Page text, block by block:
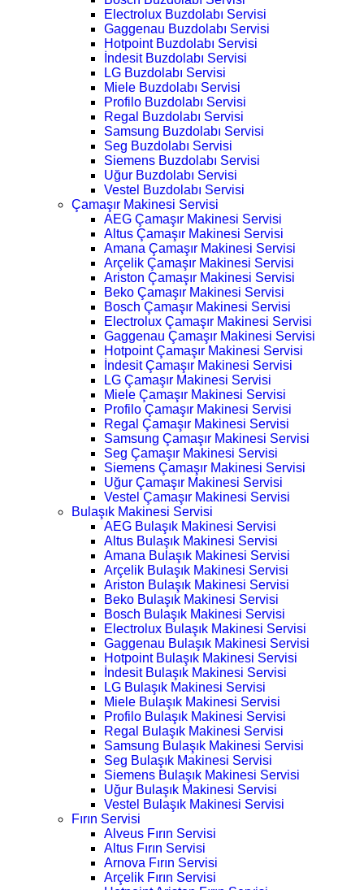
Electrolux Buzdolabı Servisi
Gaggenau Buzdolabı Servisi
Hotpoint Buzdolabı Servisi
İndesit Buzdolabı Servisi
LG Buzdolabı Servisi
Miele Buzdolabı Servisi
Profilo Buzdolabı Servisi
Regal Buzdolabı Servisi
Samsung Buzdolabı Servisi
Seg Buzdolabı Servisi
Siemens Buzdolabı Servisi
Uğur Buzdolabı Servisi
Vestel Buzdolabı Servisi
Çamaşır Makinesi Servisi
AEG Çamaşır Makinesi Servisi
Altus Çamaşır Makinesi Servisi
Amana Çamaşır Makinesi Servisi
Arçelik Çamaşır Makinesi Servisi
Ariston Çamaşır Makinesi Servisi
Beko Çamaşır Makinesi Servisi
Bosch Çamaşır Makinesi Servisi
Electrolux Çamaşır Makinesi Servisi
Gaggenau Çamaşır Makinesi Servisi
Hotpoint Çamaşır Makinesi Servisi
İndesit Çamaşır Makinesi Servisi
LG Çamaşır Makinesi Servisi
Miele Çamaşır Makinesi Servisi
Profilo Çamaşır Makinesi Servisi
Regal Çamaşır Makinesi Servisi
Samsung Çamaşır Makinesi Servisi
Seg Çamaşır Makinesi Servisi
Siemens Çamaşır Makinesi Servisi
Uğur Çamaşır Makinesi Servisi
Vestel Çamaşır Makinesi Servisi
Bulaşık Makinesi Servisi
AEG Bulaşık Makinesi Servisi
Altus Bulaşık Makinesi Servisi
Amana Bulaşık Makinesi Servisi
Arçelik Bulaşık Makinesi Servisi
Ariston Bulaşık Makinesi Servisi
Beko Bulaşık Makinesi Servisi
Bosch Bulaşık Makinesi Servisi
Electrolux Bulaşık Makinesi Servisi
Gaggenau Bulaşık Makinesi Servisi
Hotpoint Bulaşık Makinesi Servisi
İndesit Bulaşık Makinesi Servisi
LG Bulaşık Makinesi Servisi
Miele Bulaşık Makinesi Servisi
Profilo Bulaşık Makinesi Servisi
Regal Bulaşık Makinesi Servisi
Samsung Bulaşık Makinesi Servisi
Seg Bulaşık Makinesi Servisi
Siemens Bulaşık Makinesi Servisi
Uğur Bulaşık Makinesi Servisi
Vestel Bulaşık Makinesi Servisi
Fırın Servisi
Alveus Fırın Servisi
Altus Fırın Servisi
Arnova Fırın Servisi
Arçelik Fırın Servisi